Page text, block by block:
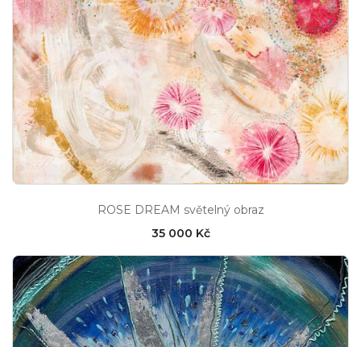
ROSE DREAM světelný obraz
35 000 Kč